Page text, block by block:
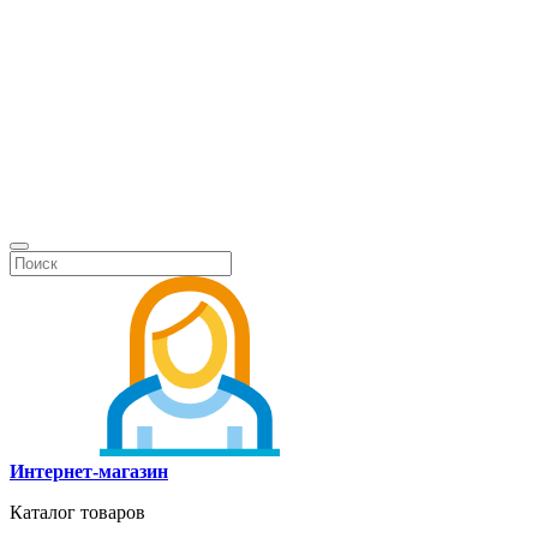
Интернет-магазин
Каталог товаров